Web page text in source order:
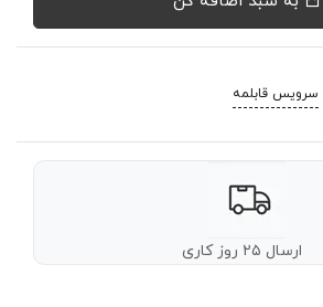
سرویس قابلمه
ارسال ۲۵ روز کاری